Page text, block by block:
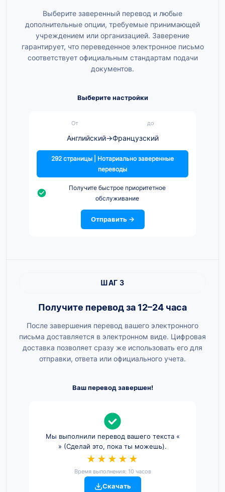
Выберите заверенный перевод и любые
дополнительные опции, требуемые принимающей
учреждением или организацией. Заверение
гарантирует, что переведенное электронное письмо
соответствует официальным стандартам подачи
документов.
Выберите настройки
От до
Английский→Французский
292 страницы | Нотариально заверенные
переводы
Получите быстрое приоритетное
обслуживание
Отправить →
ШАГ 3
Получите перевод за 12–24 часа
После завершения перевод вашего электронного
письма доставляется в электронном виде. Цифровая
доставка позволяет сразу же использовать его для
отправки, ответа или официального учета.
Ваш перевод завершен!
Мы выполнили перевод вашего текста «
» (Сделай это, пока ты можешь).
★★★★★
Время выполнения: 10 часов
Скачать